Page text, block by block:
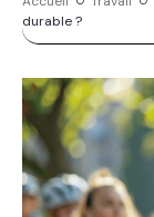
durable ?